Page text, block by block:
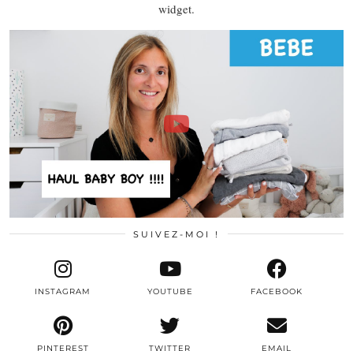
widget.
SUIVEZ-MOI !
TWITTER
INSTAGRAM FACEBOOK
PINTEREST
YOUTUBE
EMAIL